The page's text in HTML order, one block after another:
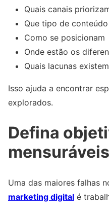
Quais canais
Que tipo de
Como se posicionam
Onde estão os
Quais lacunas existem
Isso ajuda a encontrar
explorados.
Defina
mensuráveis
Uma das maiores falhas
marketing digital é